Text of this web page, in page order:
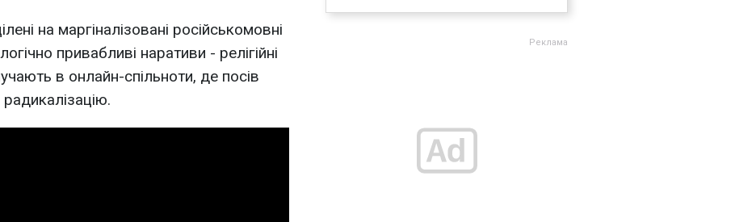
на маргіналізовані російськомовні
привабливі наративи - релігійні
в онлайн-спільноти, де посів